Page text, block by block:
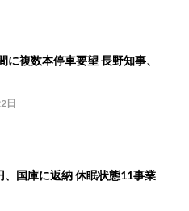
に複数本停車要望 長野知事、
日
、国庫に返納 休眠状態11事業